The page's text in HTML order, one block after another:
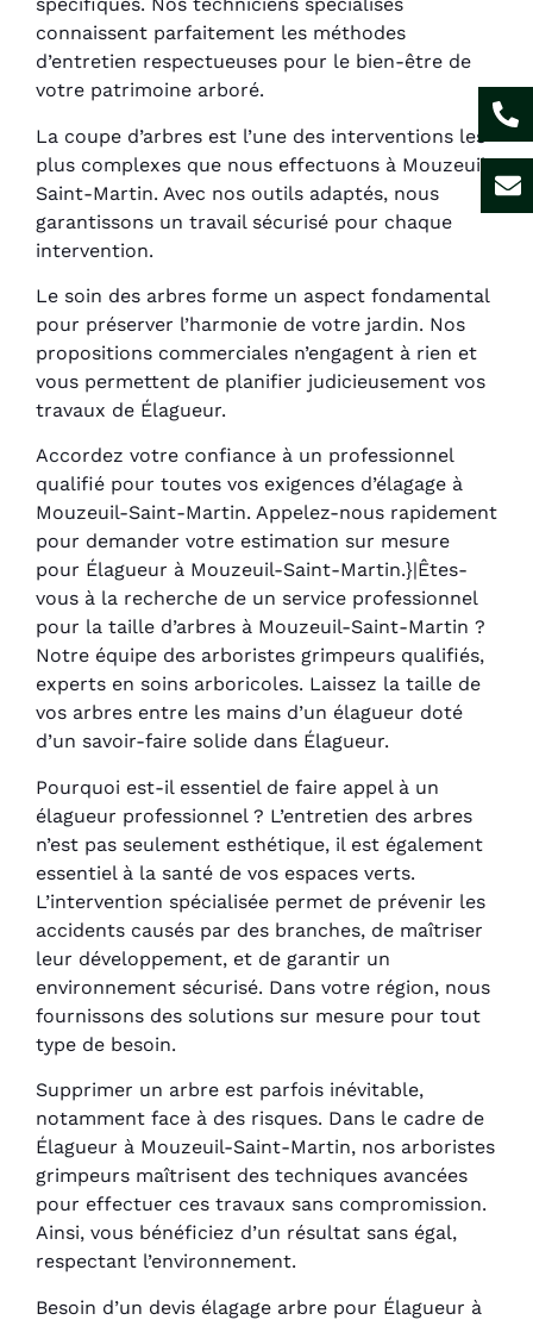
connaissent parfaitement les méthodes
d’entretien respectueuses pour le bien-être de
votre patrimoine arboré.
La coupe d’arbres est l’une des interventions les
plus complexes que nous effectuons à Mouzeuil-
Saint-Martin. Avec nos outils adaptés, nous
garantissons un travail sécurisé pour chaque
intervention.
Le soin des arbres forme un aspect fondamental
pour préserver l’harmonie de votre jardin. Nos
propositions commerciales n’engagent à rien et
vous permettent de planifier judicieusement vos
travaux de Élagueur.
Accordez votre confiance à un professionnel
qualifié pour toutes vos exigences d’élagage à
Mouzeuil-Saint-Martin. Appelez-nous rapidement
pour demander votre estimation sur mesure
pour Élagueur à Mouzeuil-Saint-Martin.}|Êtes-
vous à la recherche de un service professionnel
pour la taille d’arbres à Mouzeuil-Saint-Martin ?
Notre équipe des arboristes grimpeurs qualifiés,
experts en soins arboricoles. Laissez la taille de
vos arbres entre les mains d’un élagueur doté
d’un savoir-faire solide dans Élagueur.
Pourquoi est-il essentiel de faire appel à un
élagueur professionnel ? L’entretien des arbres
n’est pas seulement esthétique, il est également
essentiel à la santé de vos espaces verts.
L’intervention spécialisée permet de prévenir les
accidents causés par des branches, de maîtriser
leur développement, et de garantir un
environnement sécurisé. Dans votre région, nous
fournissons des solutions sur mesure pour tout
type de besoin.
Supprimer un arbre est parfois inévitable,
notamment face à des risques. Dans le cadre de
Élagueur à Mouzeuil-Saint-Martin, nos arboristes
grimpeurs maîtrisent des techniques avancées
pour effectuer ces travaux sans compromission.
Ainsi, vous bénéficiez d’un résultat sans égal,
respectant l’environnement.
Besoin d’un devis élagage arbre pour Élagueur à